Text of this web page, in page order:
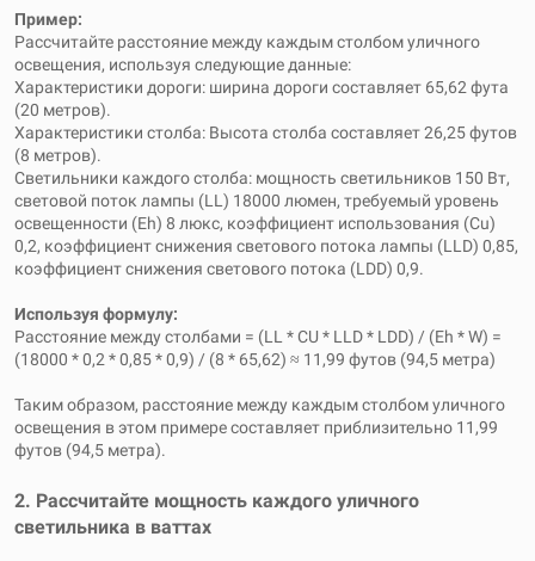
Пример:
Рассчитайте расстояние между каждым столбом уличного
освещения, используя следующие данные:
Характеристики дороги: ширина дороги составляет 65,62 фута
(20 метров).
Характеристики столба: Высота столба составляет 26,25 футов
(8 метров).
Светильники каждого столба: мощность светильников 150 Вт,
световой поток лампы (LL) 18000 люмен, требуемый уровень
освещенности (Eh) 8 люкс, коэффициент использования (Cu)
0,2, коэффициент снижения светового потока лампы (LLD) 0,85,
коэффициент снижения светового потока (LDD) 0,9.
Используя формулу:
Расстояние между столбами = (LL * CU * LLD * LDD) / (Eh * W) =
(18000 * 0,2 * 0,85 * 0,9) / (8 * 65,62) ≈ 11,99 футов (94,5 метра)
Таким образом, расстояние между каждым столбом уличного
освещения в этом примере составляет приблизительно 11,99
футов (94,5 метра).
2. Рассчитайте мощность каждого уличного
светильника в ваттах